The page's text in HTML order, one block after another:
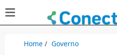
Home/ Governo